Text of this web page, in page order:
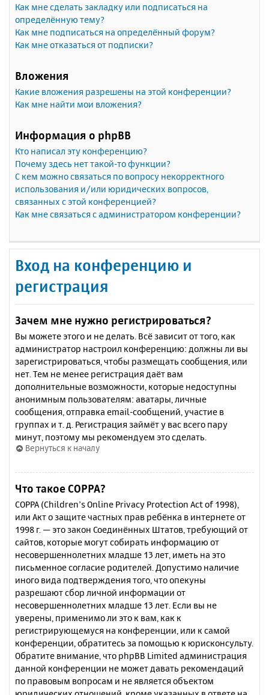
Как мне сделать закладку или подписаться на
определённую тему?
Как мне подписаться на определённый форум?
Как мне отказаться от подписки?
Вложения
Какие вложения разрешены на этой конференции?
Как мне найти мои вложения?
Информация о phpBB
Кто написал эту конференцию?
Почему здесь нет такой-то функции?
С кем можно связаться по вопросу некорректного
использования и/или юридических вопросов,
связанных с этой конференцией?
Как мне связаться с администратором конференции?
Вход на конференцию и
регистрация
Зачем мне нужно регистрироваться?
Вы можете этого и не делать. Всё зависит от того, как
администратор настроил конференцию: должны ли вы
зарегистрироваться, чтобы размещать сообщения, или
нет. Тем не менее регистрация даёт вам
дополнительные возможности, которые недоступны
анонимным пользователям: аватары, личные
сообщения, отправка email-сообщений, участие в
группах и т. д. Регистрация займёт у вас всего пару
минут, поэтому мы рекомендуем это сделать.
Вернуться к началу
Что такое COPPA?
COPPA (Children’s Online Privacy Protection Act of 1998),
или Акт о защите частных прав ребёнка в интернете от
1998 г. — это закон Соединённых Штатов, требующий от
сайтов, которые могут собирать информацию от
несовершеннолетних младше 13 лет, иметь на это
письменное согласие родителей. Допустимо наличие
иного вида подтверждения того, что опекуны
разрешают сбор личной информации от
несовершеннолетних младше 13 лет. Если вы не
уверены, применимо ли это к вам, как к
регистрирующемуся на конференции, или к самой
конференции, обратитесь за помощью к юрисконсульту.
Обратите внимание, что phpBB Limited администрация
данной конференции не может давать рекомендаций
по правовым вопросам и не является объектом